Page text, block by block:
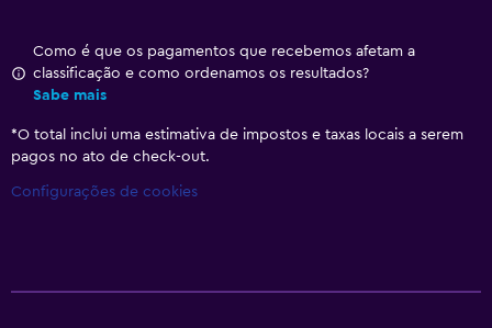
Como é que os pagamentos que recebemos afetam a
classificação e como ordenamos os resultados?
Sabe mais
*O total inclui uma estimativa de impostos e taxas locais a serem
pagos no ato de check-out.
Configurações de cookies